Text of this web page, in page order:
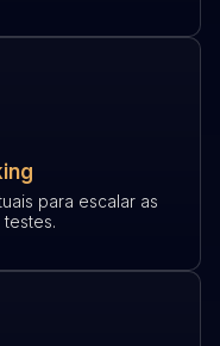
para escalar as